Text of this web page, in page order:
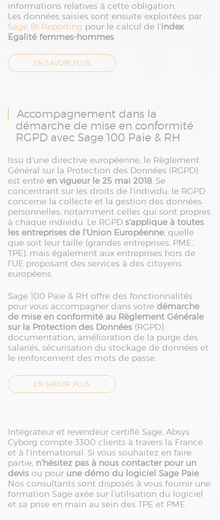
informations relatives à cette obligation.
Les données saisies sont ensuite exploitées par
Sage BI Reporting pour le calcul de l’index
Egalité femmes-hommes.
EN SAVOIR PLUS
Accompagnement dans la
démarche de mise en conformité
RGPD avec Sage 100 Paie & RH
Issu d’une directive européenne, le Règlement
Général sur la Protection des Données (RGPD)
est entré en vigueur le 25 mai 2018. Se
concentrant sur les droits de l’individu, le RGPD
concerne la collecte et la gestion des données
personnelles, notamment celles qui sont propres
à chaque individu. Le RGPD s’applique à toutes
les entreprises de l’Union Européenne, quelle
que soit leur taille (grandes entreprises, PME,
TPE), mais également aux entreprises hors de
l’UE proposant des services à des citoyens
européens.
Sage 100 Paie & RH offre des fonctionnalités
pour vous accompagner dans votre démarche
de mise en conformité au Règlement Générale
sur la Protection des Données (RGPD) :
documentation, amélioration de la purge des
salariés, sécurisation du stockage de données et
le renforcement des mots de passe.
EN SAVOIR PLUS
Intégrateur et revendeur certifié Sage, Absys
Cyborg compte 3300 clients à travers la France
et à l’international. Si vous souhaitez en faire
partie, n’hésitez pas à nous contacter pour un
devis ou pour une démo du logiciel Sage Paie.
Nos consultants sont disposés à vous fournir une
formation Sage axée sur l’utilisation du logiciel
et sa prise en main au sein des TPE et PME.